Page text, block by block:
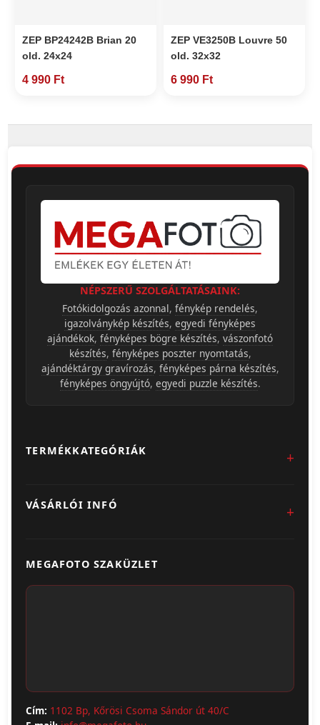
ZEP BP24242B Brian 20
old. 24x24
4 990 Ft
ZEP VE3250B Louvre 50
old. 32x32
6 990 Ft
NÉPSZERŰ SZOLGÁLTATÁSAINK:
Fotókidolgozás azonnal, fénykép rendelés,
igazolványkép készítés, egyedi fényképes
ajándékok, fényképes bögre készítés, vászonfotó
készítés, fényképes poszter nyomtatás,
ajándéktárgy gravírozás, fényképes párna készítés,
fényképes öngyújtó, egyedi puzzle készítés.
TERMÉKKATEGÓRIÁK
Fotókidolgozás
Poszter & Falikép
Fotónaptár
VÁSÁRLÓI INFÓ
Szállítás & Fizetés
MEGAFOTO SZAKÜZLET
Cím: 1102 Bp, Kőrösi Csoma Sándor út 40/C